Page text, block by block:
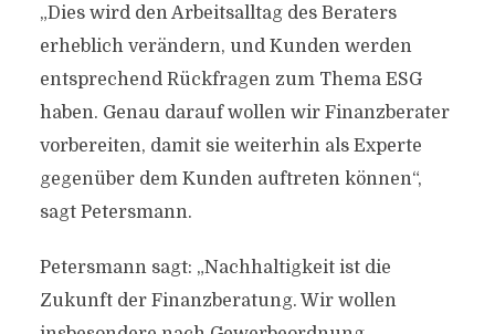
„Dies wird den Arbeitsalltag des Beraters
erheblich verändern, und Kunden werden
entsprechend Rückfragen zum Thema ESG
haben. Genau darauf wollen wir Finanzberater
vorbereiten, damit sie weiterhin als Experte
gegenüber dem Kunden auftreten können“,
sagt Petersmann.
Petersmann sagt: „Nachhaltigkeit ist die
Zukunft der Finanzberatung. Wir wollen